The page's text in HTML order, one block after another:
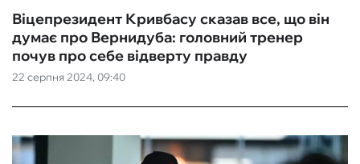
22 серпня 2024, 09:40
Віцепрезидент Кривбасу сказав все, що він
думає про Вернидуба: головний тренер
почув про себе відверту правду